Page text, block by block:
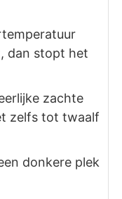
dan stopt het
zachte
zelfs tot twaalf
donkere plek